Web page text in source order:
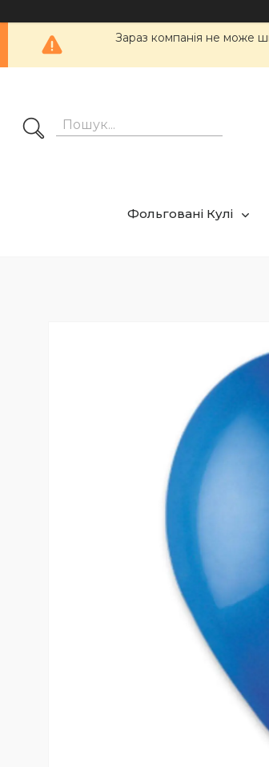
Зараз компанія не може
Фольговані Кулі